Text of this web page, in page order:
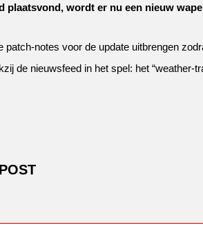
plaatsvond, wordt er nu een nieuw
patch-notes voor de update uitbrengen
de nieuwsfeed in het spel: het “weather-